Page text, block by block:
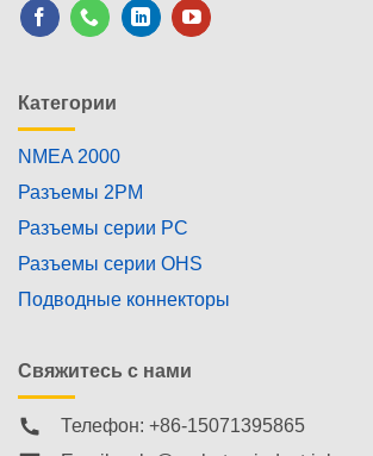
Категории
NMEA 2000
Разъемы 2PM
Разъемы серии PC
Разъемы серии OHS
Подводные коннекторы
Свяжитесь с нами
Телефон: +86-15071395865